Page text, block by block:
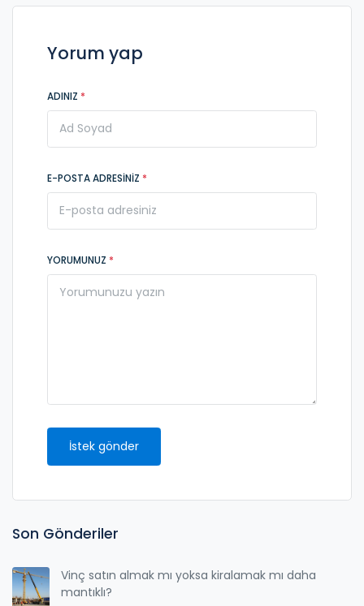
Yorum yap
ADINIZ *
E-POSTA ADRESINIZ *
YORUMUNUZ *
İstek gönder
Son Gönderiler
Vinç satın almak mı yoksa kiralamak mı daha
mantıklı?